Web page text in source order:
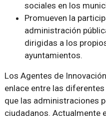
sociales en los
Promueven la
administración
dirigidas a los
ayuntamientos.
Los Agentes de
enlace entre las
que las administraciones
ciudadanos. Actualmente